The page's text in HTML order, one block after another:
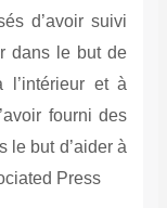
d’avoir suivi
dans le but de
l’intérieur et à
fourni des
le but d’aider à
Press